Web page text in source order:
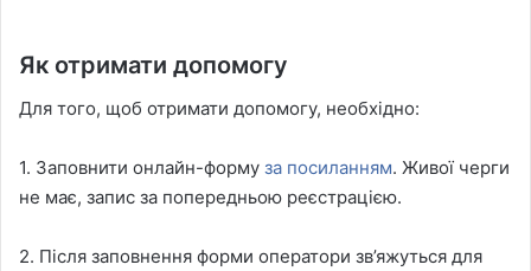
Як отримати допомогу
Для того, щоб отримати допомогу, необхідно:
1. Заповнити онлайн-форму за посиланням. Живої черги
не має, запис за попередньою реєстрацією.
2. Після заповнення форми оператори зв’яжуться для